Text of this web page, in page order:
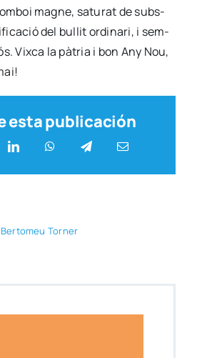
mag­ne, satu­rat de subs­
del bullit ordi­na­ri, i sem­
Vix­ca la pàtria i bon Any Nou,
esta publicación
Tor­ner